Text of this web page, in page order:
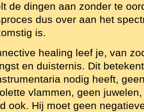
de dingen aan zonder te
dus over aan het
is.
healing leef je, van
en duisternis. Dit
nodig heeft,
vlammen, geen
ook. Hij moet geen